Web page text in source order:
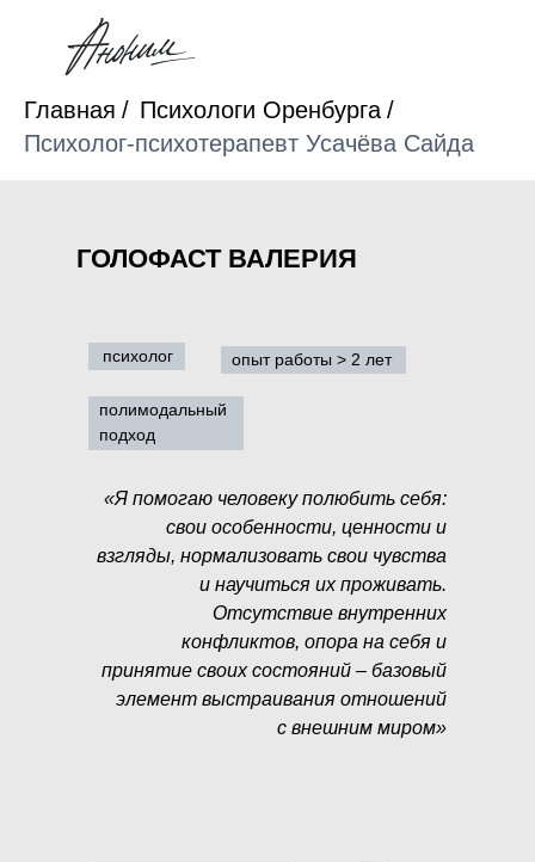
Главная / Психологи Оренбурга /
Психолог-психотерапевт Усачёва Сайда
психолог
полимодальный
подход
«Я помогаю человеку полюбить себя:
свои особенности, ценности и
взгляды, нормализовать свои чувства
и научиться их проживать.
Отсутствие внутренних
конфликтов, опора на себя и
принятие своих состояний – базовый
элемент выстраивания отношений
с внешним миром»
опыт работы > 2 лет
ГОЛОФАСТ ВАЛЕРИЯ